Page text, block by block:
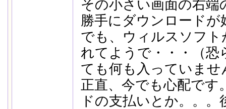
その小さい画面の右
勝手にダウンロード
でも、ウィルスソフ
れてようで・・・（
ても何も入っていませ
正直、今でも心配で
ドの支払いとか。。